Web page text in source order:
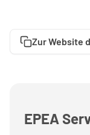
Zur Website
EPEA